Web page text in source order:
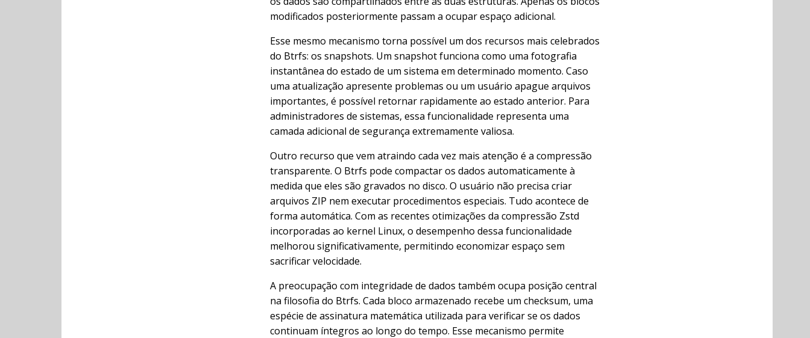
modificados posteriormente passam a ocupar espaço adicional.
Esse mesmo mecanismo torna possível um dos recursos mais celebrados
do Btrfs: os snapshots. Um snapshot funciona como uma fotografia
instantânea do estado de um sistema em determinado momento. Caso
uma atualização apresente problemas ou um usuário apague arquivos
importantes, é possível retornar rapidamente ao estado anterior. Para
administradores de sistemas, essa funcionalidade representa uma
camada adicional de segurança extremamente valiosa.
Outro recurso que vem atraindo cada vez mais atenção é a compressão
transparente. O Btrfs pode compactar os dados automaticamente à
medida que eles são gravados no disco. O usuário não precisa criar
arquivos ZIP nem executar procedimentos especiais. Tudo acontece de
forma automática. Com as recentes otimizações da compressão Zstd
incorporadas ao kernel Linux, o desempenho dessa funcionalidade
melhorou significativamente, permitindo economizar espaço sem
sacrificar velocidade.
A preocupação com integridade de dados também ocupa posição central
na filosofia do Btrfs. Cada bloco armazenado recebe um checksum, uma
espécie de assinatura matemática utilizada para verificar se os dados
continuam íntegros ao longo do tempo. Esse mecanismo permite